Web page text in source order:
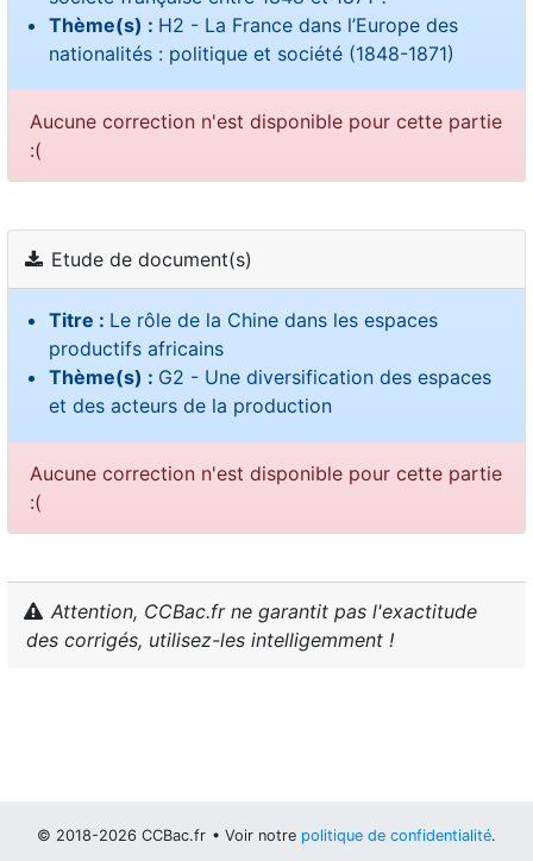
Thème(s) : H2 - La France dans l’Europe des
nationalités : politique et société (1848-1871)
Aucune correction n'est disponible pour cette partie
:(
Etude de document(s)
Titre : Le rôle de la Chine dans les espaces
productifs africains
Thème(s) : G2 - Une diversification des espaces
et des acteurs de la production
Aucune correction n'est disponible pour cette partie
:(
Attention, CCBac.fr ne garantit pas l'exactitude
des corrigés, utilisez-les intelligemment !
© 2018-2026 CCBac.fr • Voir notre politique de confidentialité.